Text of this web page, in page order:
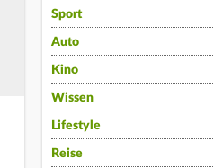
Sport
Auto
Kino
Wissen
Lifestyle
Reise